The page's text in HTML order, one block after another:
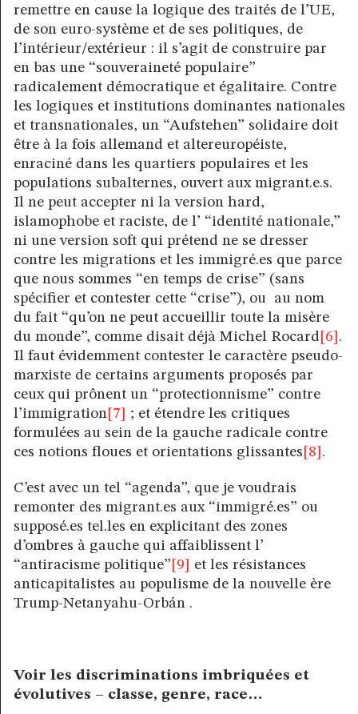
remettre en cause la logique des traités de l’UE,
de son euro-système et de ses politiques, de
l’intérieur/extérieur : il s’agit de construire par
en bas une “souveraineté populaire”
radicalement démocratique et égalitaire. Contre
les logiques et institutions dominantes nationales
et transnationales, un “Aufstehen” solidaire doit
être à la fois allemand et altereuropéiste,
enraciné dans les quartiers populaires et les
populations subalternes, ouvert aux migrant.e.s.
Il ne peut accepter ni la version hard,
islamophobe et raciste, de l’ “identité nationale,”
ni une version soft qui prétend ne se dresser
contre les migrations et les immigré.es que parce
que nous sommes “en temps de crise” (sans
spécifier et contester cette “crise”), ou au nom
du fait “qu’on ne peut accueillir toute la misère
du monde”, comme disait déjà Michel Rocard[6] .
Il faut évidemment contester le caractère pseudo-
marxiste de certains arguments proposés par
ceux qui prônent un “protectionnisme” contre
l’immigration[7] ; et étendre les critiques
formulées au sein de la gauche radicale contre
ces notions floues et orientations glissantes[8] .
C’est avec un tel “agenda”, que je voudrais
remonter des migrant.es aux “immigré.es” ou
supposé.es tel.les en explicitant des zones
d’ombres à gauche qui affaiblissent l’
“antiracisme politique” [9]
et les résistances
anticapitalistes au populisme de la nouvelle ère
Trump-Netanyahu-Orbán .
Voir les discriminations imbriquées et
évolutives – classe, genre, race…